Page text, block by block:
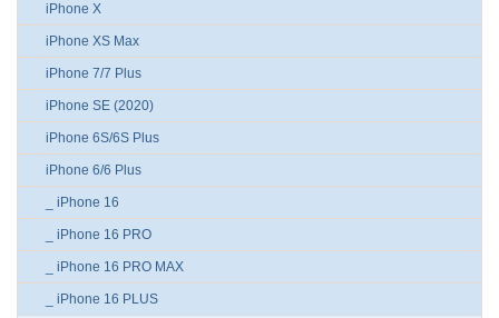
iPhone X
iPhone XS Max
iPhone 7/7 Plus
iPhone SE (2020)
iPhone 6S/6S Plus
iPhone 6/6 Plus
_ iPhone 16
_ iPhone 16 PRO
_ iPhone 16 PRO MAX
_ iPhone 16 PLUS